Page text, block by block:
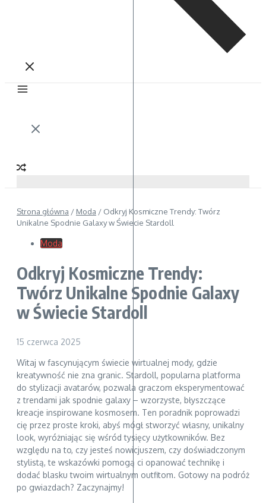
Strona główna / Moda / Odkryj Kosmiczne Trendy: Twórz
Unikalne Spodnie Galaxy w Świecie Stardoll
Moda
Odkryj Kosmiczne Trendy:
Twórz Unikalne Spodnie Galaxy
w Świecie Stardoll
15 czerwca 2025
Witaj w fascynującym świecie wirtualnej mody, gdzie
kreatywność nie zna granic. Stardoll, popularna platforma
do stylizacji avatarów, pozwala graczom eksperymentować
z trendami jak spodnie galaxy – wzorzyste, błyszczące
kreacje inspirowane kosmosem. Ten poradnik poprowadzi
cię przez proste kroki, abyś mógł stworzyć własny, unikalny
look, wyróżniając się wśród tysięcy użytkowników. Bez
względu na to, czy jesteś nowicjuszem, czy doświadczonym
stylistą, te wskazówki pomogą ci opanować technikę i
dodać blasku twoim wirtualnym outfitom. Gotowy na podróż
po gwiazdach? Zaczynajmy!